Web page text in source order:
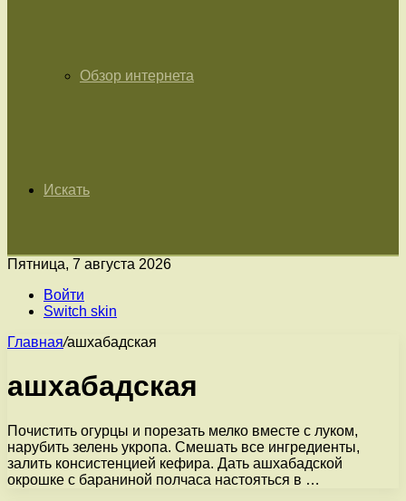
Обзор интернета
Искать
Пятница, 7 августа 2026
Войти
Switch skin
Главная/ашхабадская
ашхабадская
Почистить огурцы и порезать мелко вместе с луком,
нарубить зелень укропа. Смешать все ингредиенты,
залить консистенцией кефира. Дать ашхабадской
окрошке с бараниной полчаса настояться в …